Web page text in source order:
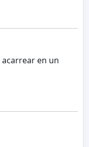
en un